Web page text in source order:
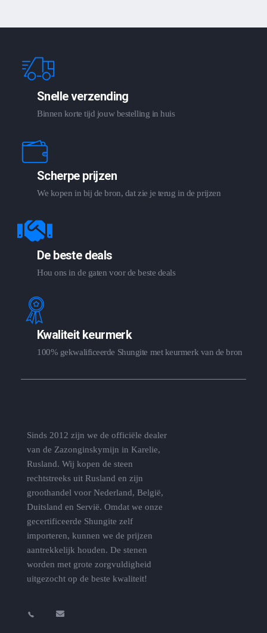
Snelle verzending
Binnen korte tijd jouw bestelling in huis
Scherpe prijzen
We kopen in bij de bron, dat zie je terug in de prijzen
De beste deals
Hou ons in de gaten voor de beste deals
Kwaliteit keurmerk
100% gekwalificeerde Shungite met keurmerk van de bron
Sinds 2012 zijn we de officiële dealer
van de Zazonginskymijn in Karelie,
Rusland. Wij kopen de steen
rechtstreeks uit Rusland en zijn
groothandel voor Nederland, België,
Duitsland en Servië. Omdat we onze
gecertificeerde Shungite zelf
importeren, kunnen we de prijzen
aantrekkelijk houden. De stenen
worden met grote zorgvuldigheid
uitgezocht op de beste kwaliteit!